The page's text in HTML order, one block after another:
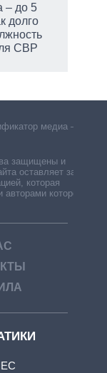
– до 5
долго
СВР
медиа –
защищены и
оставляет за
которая
которой